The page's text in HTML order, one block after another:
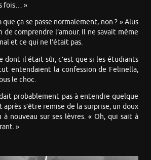
fois… »
ça se passe normalement, non ? » Alus
de comprendre l’amour. Il ne savait même
et ce qui ne l’était pas.
dont il était sûr, c’est que si les étudiants
entendaient la confession de Felinella,
le choc.
probablement pas à entendre quelque
après s’être remise de la surprise, un doux
nouveau sur ses lèvres. « Oh, qui sait à
»